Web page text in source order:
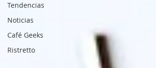
Tendencias
Noticias
Café Geeks
Ristretto